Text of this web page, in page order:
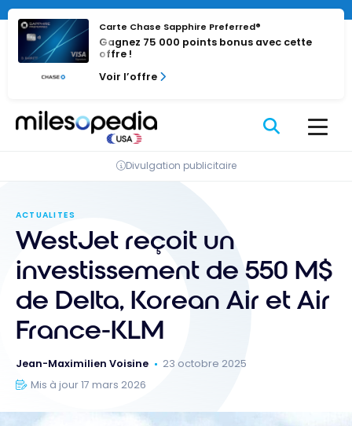
Passer
contenu
Carte Chase Sapphire Preferred®
Gagnez 75 000 points bonus avec cette
offre !
Voir l’offre
Divulgation publicitaire
ACTUALITES
WestJet reçoit un
investissement de 550 M$
de Delta, Korean Air et Air
France-KLM
Jean-Maximilien Voisine
23 octobre 2025
Mis à jour 17 mars 2026